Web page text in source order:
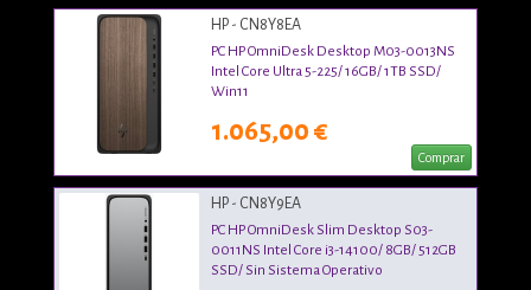
HP - CN8Y8EA
PC HP OmniDesk Desktop M03-0013NS
Intel Core Ultra 5-225/ 16GB/ 1TB SSD/
Win11
1.065,00 €
Comprar
HP - CN8Y9EA
PC HP OmniDesk Slim Desktop S03-
0011NS Intel Core i3-14100/ 8GB/ 512GB
SSD/ Sin Sistema Operativo